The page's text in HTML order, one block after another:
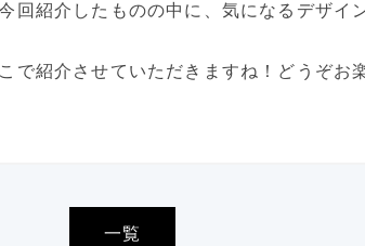
回紹介したものの中に、気になるデザイ
で紹介させていただきますね！どうぞお
一覧